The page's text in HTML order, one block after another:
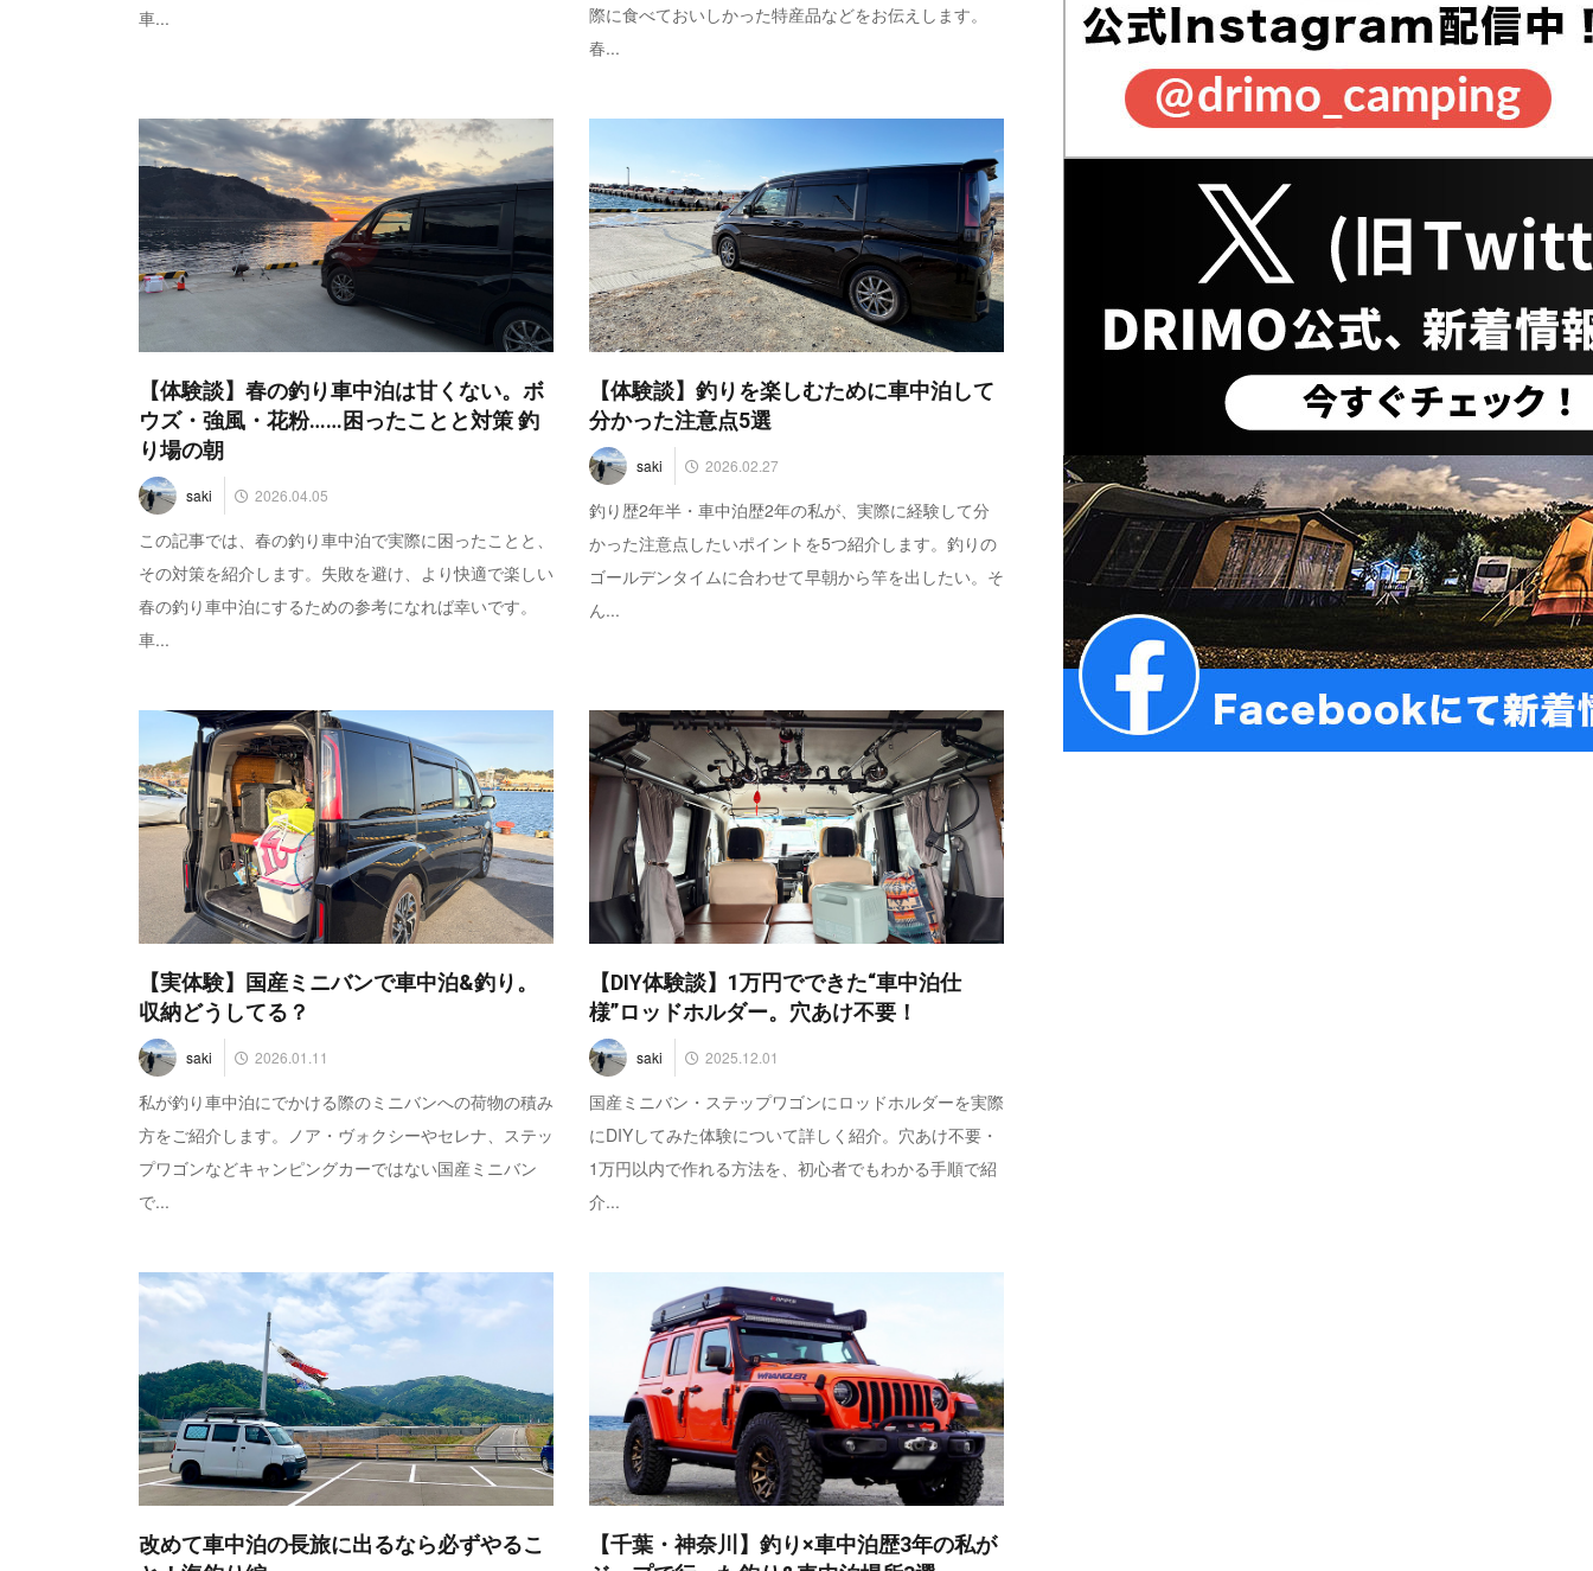
車...
際に食べておいしかった特産品などをお伝えします。
春...
【体験談】春の釣り車中泊は甘くない。ボ
ウズ・強風・花粉……困ったことと対策 釣
り場の朝
saki 2026.04.05
この記事では、春の釣り車中泊で実際に困ったことと、
その対策を紹介します。失敗を避け、より快適で楽しい
春の釣り車中泊にするための参考になれば幸いです。
車...
【体験談】釣りを楽しむために車中泊して
分かった注意点5選
saki 2026.02.27
釣り歴2年半・車中泊歴2年の私が、実際に経験して分
かった注意点したいポイントを5つ紹介します。釣りの
ゴールデンタイムに合わせて早朝から竿を出したい。そ
ん...
【実体験】国産ミニバンで車中泊&釣り。
収納どうしてる？
saki 2026.01.11
私が釣り車中泊にでかける際のミニバンへの荷物の積み
方をご紹介します。ノア・ヴォクシーやセレナ、ステッ
プワゴンなどキャンピングカーではない国産ミニバン
で...
【DIY体験談】1万円でできた“車中泊仕
様”ロッドホルダー。穴あけ不要！
saki 2025.12.01
国産ミニバン・ステップワゴンにロッドホルダーを実際
にDIYしてみた体験について詳しく紹介。穴あけ不要・
1万円以内で作れる方法を、初心者でもわかる手順で紹
介...
改めて車中泊の長旅に出るなら必ずやるこ
【千葉・神奈川】釣り×車中泊歴3年の私が